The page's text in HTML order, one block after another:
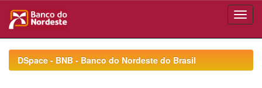
navigationDSpace - BNB - Banco do Nordeste do Brasil